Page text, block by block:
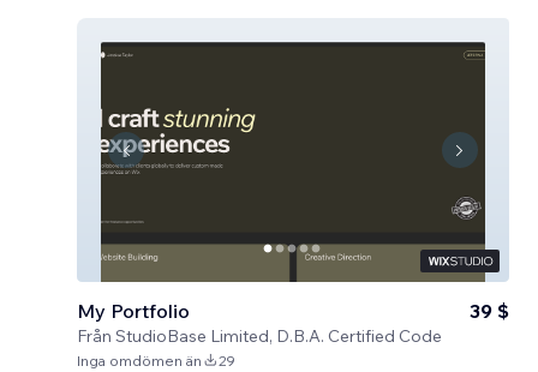
My Portfolio
Från StudioBase Limited, D.B.A. Certified Code
39 $
Inga omdömen än 29